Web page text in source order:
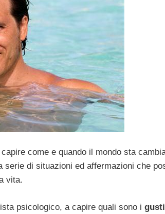
come e quando il mondo sta
di situazioni ed affermazioni che
vita.
psicologico, a capire quali sono i gusti